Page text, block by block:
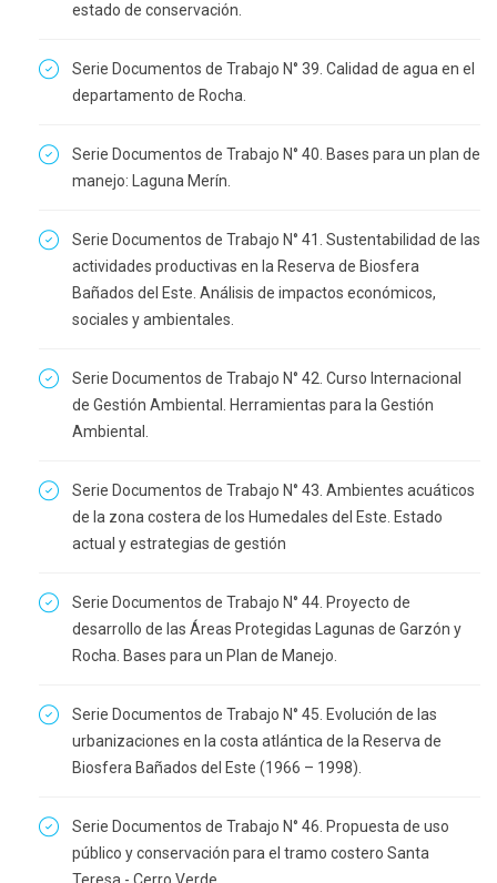
estado de conservación.
Serie Documentos de Trabajo N° 39. Calidad de agua en el
departamento de Rocha.
Serie Documentos de Trabajo N° 40. Bases para un plan de
manejo: Laguna Merín.
Serie Documentos de Trabajo N° 41. Sustentabilidad de las
actividades productivas en la Reserva de Biosfera
Bañados del Este. Análisis de impactos económicos,
sociales y ambientales.
Serie Documentos de Trabajo N° 42. Curso Internacional
de Gestión Ambiental. Herramientas para la Gestión
Ambiental.
Serie Documentos de Trabajo N° 43. Ambientes acuáticos
de la zona costera de los Humedales del Este. Estado
actual y estrategias de gestión
Serie Documentos de Trabajo N° 44. Proyecto de
desarrollo de las Áreas Protegidas Lagunas de Garzón y
Rocha. Bases para un Plan de Manejo.
Serie Documentos de Trabajo N° 45. Evolución de las
urbanizaciones en la costa atlántica de la Reserva de
Biosfera Bañados del Este (1966 – 1998).
Serie Documentos de Trabajo N° 46. Propuesta de uso
público y conservación para el tramo costero Santa